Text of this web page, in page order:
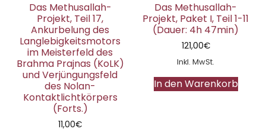
Das Methusallah-
Projekt, Teil 17,
Ankurbelung des
Langlebigkeitsmotors
im Meisterfeld des
Brahma Prajnas (KoLK)
und Verjüngungsfeld
des Nolan-
Kontaktlichtkörpers
(Forts.)
11,00€
Das Methusallah-
Projekt, Paket I, Teil 1-11
(Dauer: 4h 47min)
121,00€
Inkl. MwSt.
In den Warenkorb